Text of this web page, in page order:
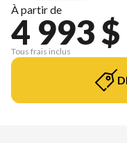
À partir de
4 993 $
Tous frais inclus